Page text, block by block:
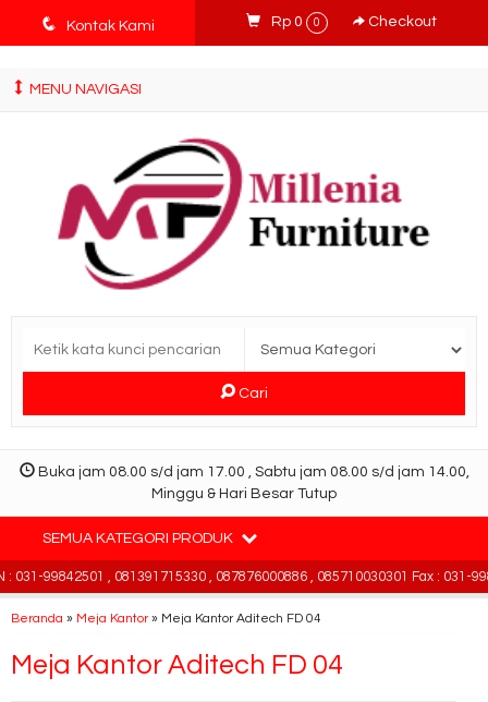
tv3ISbyqwvMDypa7aIfj2FUlPKawe7X5fX5v6wsT4Ns
q Kontak Kami Rp 0 0 Checkout
MENU NAVIGASI
Cari
Buka jam 08.00 s/d jam 17.00 , Sabtu jam 08.00 s/d jam 14.00,
Minggu & Hari Besar Tutup
SEMUA KATEGORI PRODUK
031-99842501 , 081391715330 , 087876000886 , 085710030301 Fax : 031-
Beranda » Meja Kantor» Meja Kantor Aditech FD 04
Meja Kantor Aditech FD 04